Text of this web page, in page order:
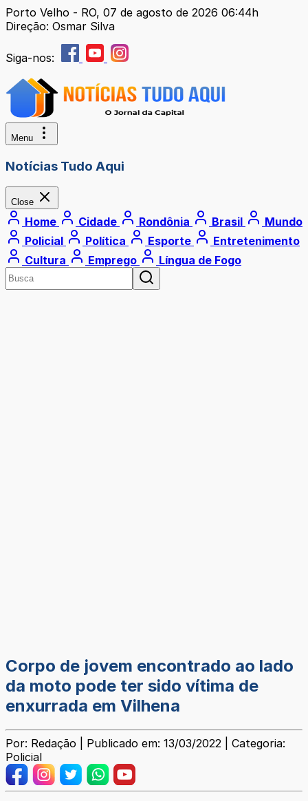
Porto Velho - RO, 07 de agosto de 2026 06:44h
Direção: Osmar Silva
Siga-nos:
Menu
Notícias Tudo Aqui
Close
Home Cidade Rondônia Brasil
Mundo
Policial
Política Esporte
Entretenimento
Cultura
Emprego Língua de Fogo
Corpo de jovem encontrado ao lado
da moto pode ter sido vítima de
enxurrada em Vilhena
Por: Redação | Publicado em: 13/03/2022 | Categoria:
Policial